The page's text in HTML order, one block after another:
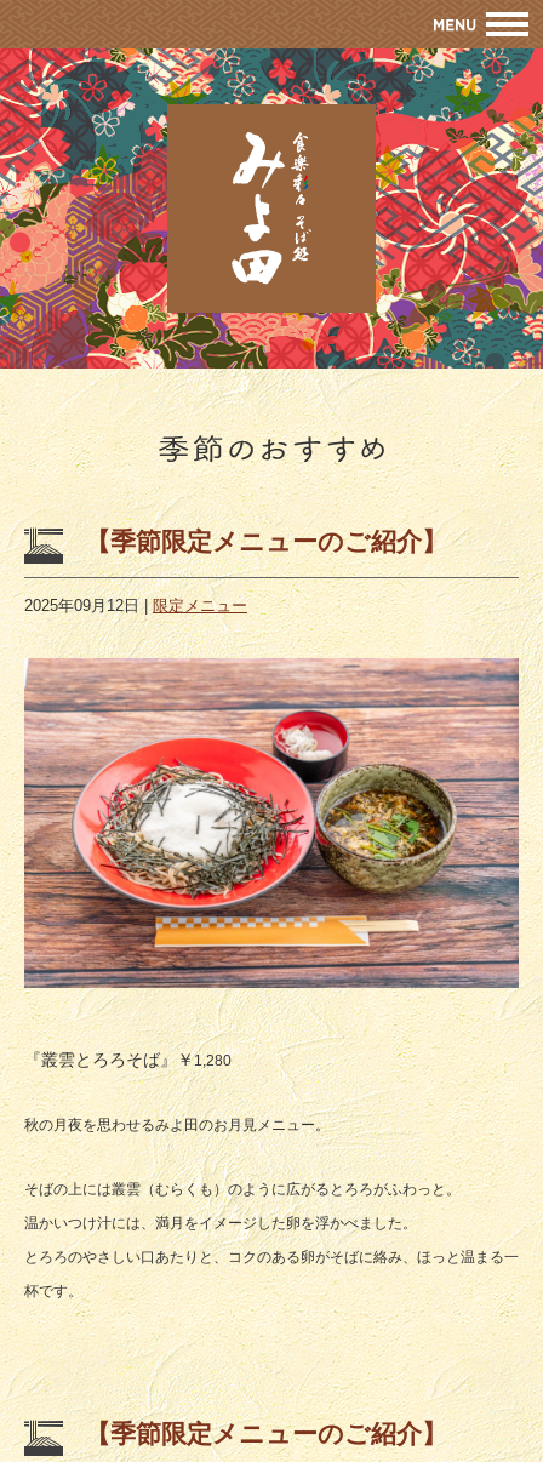
【季節限定メニューのご紹介】
2025年09月12日|限定メニュー
『叢雲とろろそば』￥1,280
秋の月夜を思わせるみよ田のお月見メニュー。
そばの上には叢雲（むらくも）のように広がるとろろがふわっと。
温かいつけ汁には、満月をイメージした卵を浮かべました。
とろろのやさしい口あたりと、コクのある卵がそばに絡み、ほっと温まる一
杯です。
【季節限定メニューのご紹介】